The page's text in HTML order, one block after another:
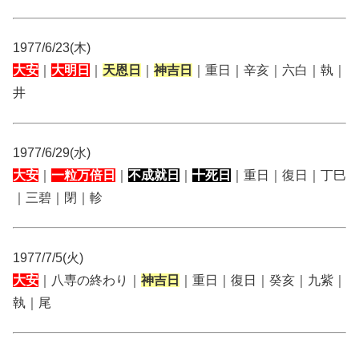
1977/6/23(木)
大安
大明日 天恩日 神吉日
｜重日｜辛亥｜六白｜執｜
井
1977/6/29(水)
大安
一粒万倍日 不成就日 十死日
｜重日｜復日｜丁巳
｜三碧｜閉｜軫
1977/7/5(火)
大安 ｜八専の終わり｜ 神吉日
｜重日｜復日｜癸亥｜九紫｜
執｜尾